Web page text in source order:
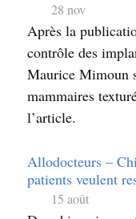
28 nov
Après la
contrôle des
Maurice Mimoun
mammaires
l’article.
Allodocteurs –
patients veulent
15 août